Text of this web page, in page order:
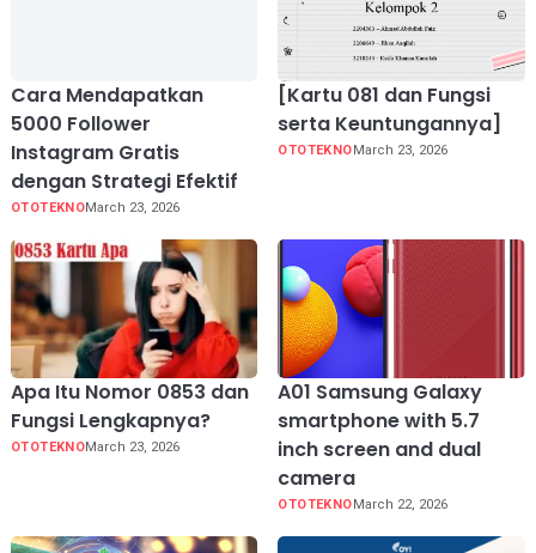
Cara Mendapatkan
5000 Follower
Instagram Gratis
dengan Strategi Efektif
OTOTEKNOMarch 23, 2026
[Kartu 081 dan Fungsi
serta Keuntungannya]
OTOTEKNOMarch 23, 2026
Apa Itu Nomor 0853 dan
Fungsi Lengkapnya?
OTOTEKNOMarch 23, 2026
A01 Samsung Galaxy
smartphone with 5.7
inch screen and dual
camera
OTOTEKNOMarch 22, 2026